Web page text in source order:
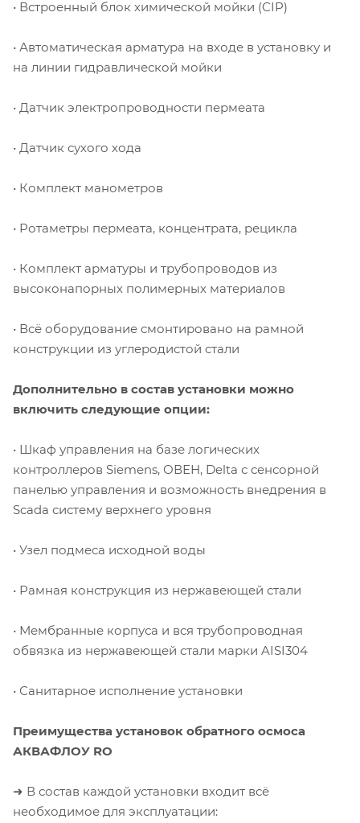
• Встроенный блок химической мойки (CIP)
• Автоматическая арматура на входе в установку и
на линии гидравлической мойки
• Датчик электропроводности пермеата
• Датчик сухого хода
• Комплект манометров
• Ротаметры пермеата, концентрата, рецикла
• Комплект арматуры и трубопроводов из
высоконапорных полимерных материалов
• Всё оборудование смонтировано на рамной
конструкции из углеродистой стали
Дополнительно в состав установки можно
включить следующие опции:
• Шкаф управления на базе логических
контроллеров Siemens, ОВЕН, Delta с сенсорной
панелью управления и возможность внедрения в
Scada систему верхнего уровня
• Узел подмеса исходной воды
• Рамная конструкция из нержавеющей стали
• Мембранные корпуса и вся трубопроводная
обвязка из нержавеющей стали марки AISI304
• Санитарное исполнение установки
Преимущества установок обратного осмоса
АКВАФЛОУ RO
➜ В состав каждой установки входит всё
необходимое для эксплуатации: